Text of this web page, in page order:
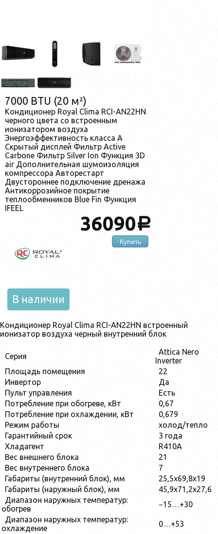
7000 BTU (20 м²)
Кондиционер Royal Clima RCI-AN22HN
черного цвета со встроенным
ионизатором воздуха
Энергоэффективность класса А
Скрытый дисплей Фильтр Active
Carbone Фильтр Silver Ion Функция 3D
air Дополнительная шумоизоляция
компрессора Авторестарт
Двустороннее подключение дренажа
Антикоррозийное покрытие
теплообменников Blue Fin Функция
IFEEL
36090a
Купить
В наличии
Кондиционер Royal Clima RCI-AN22HN встроенный
ионизатор воздуха черный внутренний блок
Серия
Attica Nero
Inverter
Площадь помещения
22
Инвертор
Да
Пульт управления
Есть
Потребление при обогреве, кВт
0,67
Потребление при охлаждении, кВт
0,679
Режим работы
холод/тепло
Гарантийный срок
3 года
Хладагент
R410A
Вес внешнего блока
21
Вес внутреннего блока
7
Габариты (внутренний блок), мм
25,5х69,8х19
Габариты (наружный блок), мм
45,9х71,2х27,6
Диапазон наружных температур:
обогрев
−15…+30
Диапазон наружных температур:
охлаждение
0…+53